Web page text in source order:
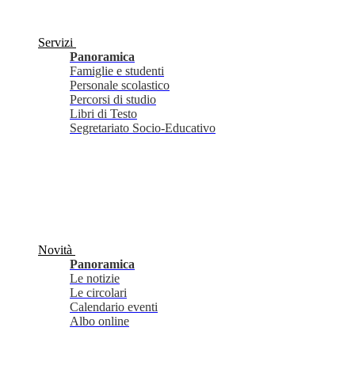
Servizi
Panoramica
Famiglie e studenti
Personale scolastico
Percorsi di studio
Libri di Testo
Segretariato Socio-Educativo
Novità
Panoramica
Le notizie
Le circolari
Calendario eventi
Albo online